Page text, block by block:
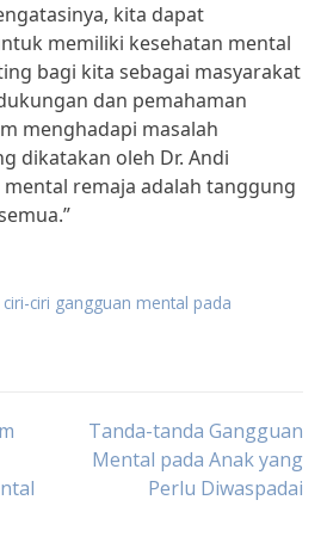
kita dapat
memiliki kesehatan mental
bagi kita sebagai masyarakat
dan pemahaman
menghadapi masalah
dikatakan oleh Dr. Andi
mental remaja adalah tanggung
ciri-ciri gangguan mental pada
Tanda-tanda Gangguan
Mental pada Anak yang
Perlu Diwaspadai